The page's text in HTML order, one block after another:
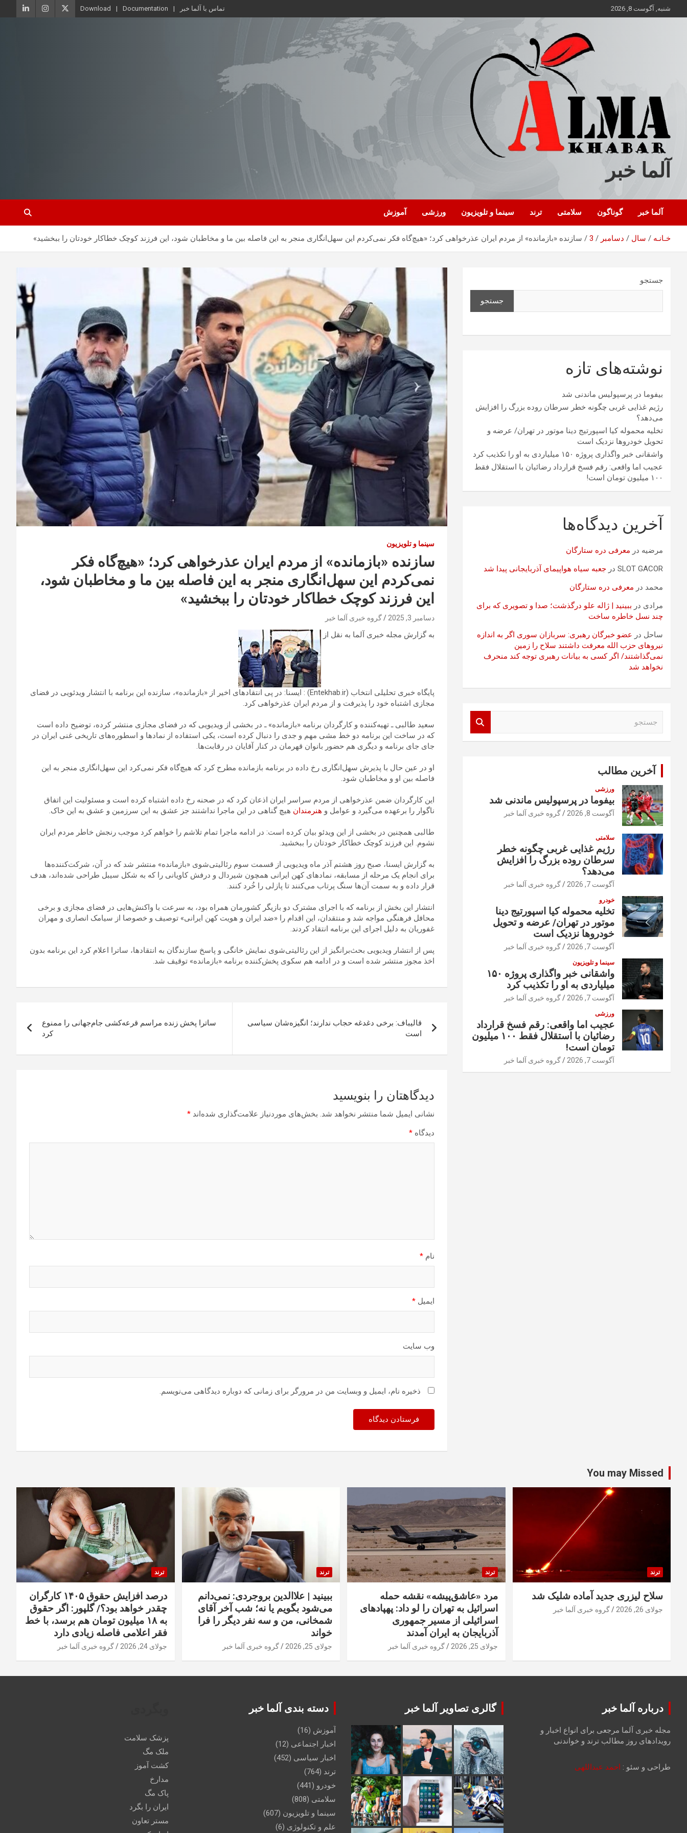
محتوا
شنبه, آگوست 8, 2026 تماس با آلما خبر Documentation
Download
آلما خبر
آلما خبر گوناگون سلامتی ترند سینما و تلویزیون ورزشی آموزش
خـانـه سال دسامبر 3 سازنده «بازمانده» از مردم ایران عذرخواهی کرد؛ «هیچ‌گاه فکر نمی‌کردم این سهل‌انگاری منجر به این فاصله بین ما و مخاطبان شود، این فرزند کوچک خطاکار خودتان را ببخشید»
سینما و تلویزیون
سازنده «بازمانده» از مردم ایران عذرخواهی کرد؛ «هیچ‌گاه فکر
نمی‌کردم این سهل‌انگاری منجر به این فاصله بین ما و مخاطبان شود،
این فرزند کوچک خطاکار خودتان را ببخشید»
دسامبر 3, 2025 گروه خبری آلما خبر
به گزارش مجله خبری آلما به نقل از
پایگاه خبری تحلیلی انتخاب (Entekhab.ir) : ایسنا: در پی انتقادهای اخیر از «بازمانده»، سازنده این برنامه با انتشار ویدئویی در فضای
مجازی اشتباه خود را پذیرفت و از مردم ایران عذرخواهی کرد.
سعید طالبی ـ تهیه‌کننده و کارگردان برنامه «بازمانده» ـ در بخشی از ویدیویی که در فضای مجازی منتشر کرده، توضیح داده است
که در ساخت این برنامه دو خط مشی مهم و جدی را دنبال کرده است، یکی استفاده از نمادها و اسطوره‌های تاریخی غنی ایران در
جای جای برنامه و دیگری هم حضور بانوان قهرمان در کنار آقایان در رقابت‌ها.
او در عین حال با پذیرش سهل‌انگاری رخ داده در برنامه بازمانده مطرح کرد که هیچ‌گاه فکر نمی‌کرد این سهل‌انگاری منجر به این
فاصله بین او و مخاطبان شود.
این کارگردان ضمن عذرخواهی از مردم سراسر ایران اذعان کرد که در صحنه رخ داده اشتباه کرده است و مسئولیت این اتفاق
ناگوار را برعهده می‌گیرد و عوامل و هنرمندان هیچ گناهی در این ماجرا نداشتند جز عشق به این سرزمین و عشق به این خاک.
طالبی همچنین در بخشی از این ویدئو بیان کرده است: در ادامه ماجرا تمام تلاشم را خواهم کرد موجب رنجش خاطر مردم ایران
نشوم. این فرزند کوچک خطاکار خودتان را ببخشید.
به گزارش ایسنا، صبح روز هشتم آذر ماه ویدیویی از قسمت سوم رئالیتی‌شوی «بازمانده» منتشر شد که در آن، شرکت‌کننده‌ها
برای انجام یک مرحله از مسابقه، نمادهای کهن ایرانی همچون شیردال و درفش کاویانی را که به شکل سیبل طراحی شده‌اند، هدف
قرار داده و به سمت آن‌ها سنگ پرتاب می‌کنند تا پازلی را خُرد کنند.
انتشار این بخش از برنامه که با اجرای مشترک دو بازیگر کشورمان همراه بود، به سرعت با واکنش‌هایی در فضای مجازی و برخی
محافل فرهنگی مواجه شد و منتقدان، این اقدام را «ضد ایران و هویت کهن ایرانی» توصیف و خصوصا از سیامک انصاری و مهران
غفوریان به دلیل اجرای این برنامه انتقاد کردند.
پس از انتشار ویدیویی بحث‌برانگیز از این رئالیتی‌شوی نمایش خانگی و پاسخ سازندگان به انتقادها، ساترا اعلام کرد این برنامه بدون
اخذ مجوز منتشر شده است و در ادامه هم سکوی پخش‌کننده برنامه «بازمانده» توقیف شد.
نوشته
قالیباف: برخی دغدغه حجاب ندارند؛ انگیزه‌شان سیاسی
است
ساترا پخش زنده مراسم قرعه‌کشی جام‌جهانی را ممنوع
کرد
دیدگاهتان را بنویسید
نشانی ایمیل شما منتشر نخواهد شد. بخش‌های موردنیاز علامت‌گذاری شده‌اند *
دیدگاه *
نام *
ایمیل *
وب‌ سایت
ذخیره نام، ایمیل و وبسایت من در مرورگر برای زمانی که دوباره دیدگاهی می‌نویسم.
جستجو
جستجو
نوشته‌های تازه
بیفوما در پرسپولیس ماندنی شد
رژیم غذایی غربی چگونه خطر سرطان روده بزرگ را افزایش
می‌دهد؟
تخلیه محموله کیا اسپورتیج دینا موتور در تهران/ عرضه و
تحویل خودروها نزدیک است
واشقانی خبر واگذاری پروژه ۱۵۰ میلیاردی به او را تکذیب کرد
عجیب اما واقعی: رقم فسخ قرارداد رضائیان با استقلال فقط
۱۰۰ میلیون تومان است!
آخرین دیدگاه‌ها
مرضیه در معرفی دره ستارگان
SLOT GACOR در جعبه سیاه هواپیمای آذربایجانی پیدا شد
محمد در معرفی دره ستارگان
مرادی در ببینید | ژاله علو درگذشت؛ صدا و تصویری که برای
چند نسل خاطره ساخت
ساحل در عضو خبرگان رهبری: سربازان سوری اگر به اندازه
نیروهای حزب الله معرفت داشتند سلاح را زمین
نمی‌گذاشتند/ اگر کسی به بیانات رهبری توجه کند منحرف
نخواهد شد
آخرین مطالب
ورزشی
بیفوما در پرسپولیس ماندنی شد
آگوست 8, 2026 گروه خبری آلما خبر
سلامتی
رژیم غذایی غربی چگونه خطر
سرطان روده بزرگ را افزایش
می‌دهد؟
آگوست 7, 2026 گروه خبری آلما خبر
خودرو
تخلیه محموله کیا اسپورتیج دینا
موتور در تهران/ عرضه و تحویل
خودروها نزدیک است
آگوست 7, 2026 گروه خبری آلما خبر
سینما و تلویزیون
واشقانی خبر واگذاری پروژه ۱۵۰
میلیاردی به او را تکذیب کرد
آگوست 7, 2026 گروه خبری آلما خبر
ورزشی
عجیب اما واقعی: رقم فسخ قرارداد
رضائیان با استقلال فقط ۱۰۰ میلیون
تومان است!
آگوست 7, 2026 گروه خبری آلما خبر
You may Missed
ترند
سلاح لیزری جدید آماده شلیک شد
جولای 26, 2026 گروه خبری آلما خبر
ترند
مرد «عاشق‌پیشه» نقشه حمله
اسرائیل به تهران را لو داد: پهپادهای
اسرائیلی از مسیر جمهوری
آذربایجان به ایران آمدند
جولای 25, 2026 گروه خبری آلما خبر
ترند
ببینید | علاالدین بروجردی: نمی‌دانم
می‌شود بگویم یا نه؛ شب آخر آقای
شمخانی، من و سه نفر دیگر را فرا
خواند
جولای 25, 2026 گروه خبری آلما خبر
ترند
درصد افزایش حقوق ۱۴۰۵ کارگران
چقدر خواهد بود؟/ گلپور: اگر حقوق
به ۱۸ میلیون تومان هم برسد، با خط
فقر اعلامی فاصله زیادی دارد
جولای 24, 2026 گروه خبری آلما خبر
درباره آلما خبر
مجله خبری آلما مرجعی برای انواع اخبار و
رویدادهای روز مطالب ترند و خواندنی
طراحی و سئو : احمد عبداللهی
گالری تصاویر آلما خبر دسته بندی آلما خبر
آموزش (16)
اخبار اجتماعی (12)
اخبار سیاسی (452)
ترند (764)
خودرو (441)
سلامتی (808)
سینما و تلویزیون (607)
علم و تکنولوژی (6)
پزشک سلامت
ملک مگ
کشت آموز
مدارخ
پاک مگ
ایران را بگرد
مستر تعاون